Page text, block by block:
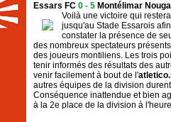
Essars FC0 - 5 Montélimar
Voilà une victoire qui
jusqu'au Stade Essarois
constater la présence de
des nombreux spectateurs
des joueurs montiliens. Les trois
tenir informés des résultats des
venir facilement à bout de l'
autres équipes de la division
Conséquence inattendue et bien
à la 2e place de la division à